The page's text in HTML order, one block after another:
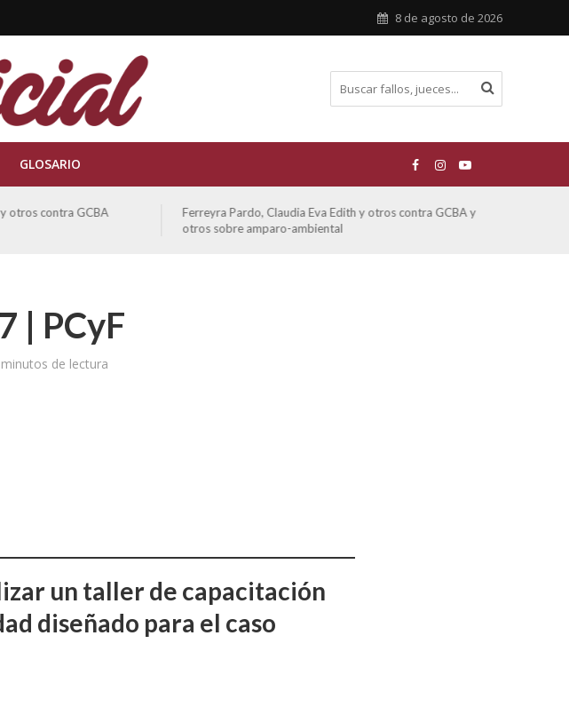
8 de agosto de 2026
GLOSARIO
otros contra GCBA
Ferreyra Pardo, Claudia Eva Edith y otros contra GCBA y
otros sobre amparo-ambiental
| PCyF
de lectura
un taller de capacitación
diseñado para el caso